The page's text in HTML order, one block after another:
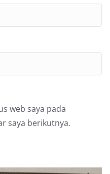
web saya pada
saya berikutnya.